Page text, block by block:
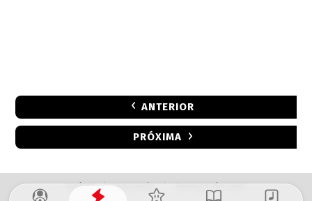
ANTERIOR
PRÓXIMA
Sobre | Anuncie | Termos de Uso